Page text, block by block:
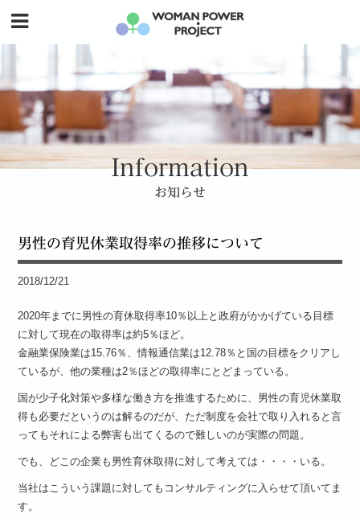
Information
お知らせ
男性の育児休業取得率の推移について
2018/12/21
2020年までに男性の育休取得率10％以上と政府がかかげている目標
に対して現在の取得率は約5％ほど。
金融業保険業は15.76％、情報通信業は12.78％と国の目標をクリアし
ているが、他の業種は2％ほどの取得率にとどまっている。
国が少子化対策や多様な働き方を推進するために、男性の育児休業取
得も必要だというのは解るのだが、ただ制度を会社で取り入れると言
ってもそれによる弊害も出てくるので難しいのが実際の問題。
でも、どこの企業も男性育休取得に対して考えては・・・・いる。
当社はこういう課題に対してもコンサルティングに入らせて頂いてま
す。